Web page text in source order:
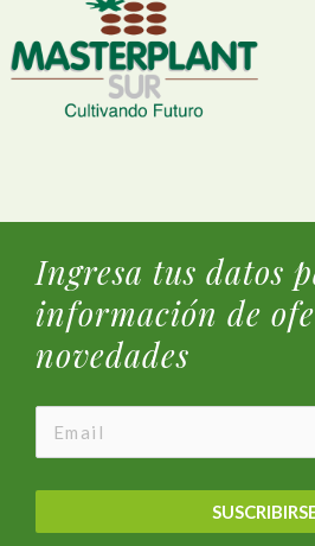
Ingresa tus datos
información de
novedades